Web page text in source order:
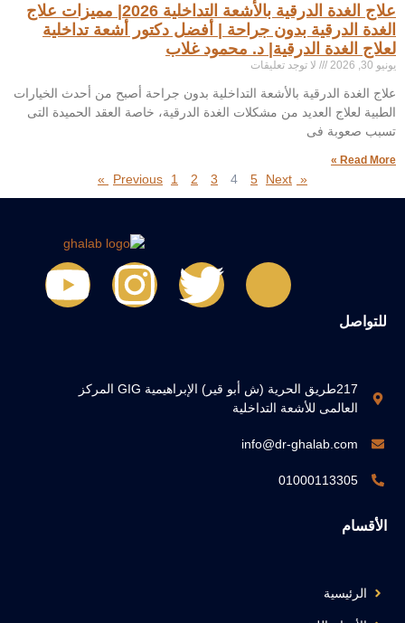
علاج الغدة الدرقية بالأشعة التداخلية 2026| مميزات علاج
الغدة الدرقية بدون جراحة | أفضل دكتور أشعة تداخلية
لعلاج الغدة الدرقية| د. محمود غلاب
يونيو 30, 2026 لا توجد تعليقات
علاج الغدة الدرقية بالأشعة التداخلية بدون جراحة أصبح من أحدث الخيارات
الطبية لعلاج العديد من مشكلات الغدة الدرقية، خاصة العقد الحميدة التى
تسبب صعوبة فى
Read More »
« Previous
1 2 3 4 5 Next »
للتواصل
217طريق الحرية (ش أبو قير) الإبراهيمية GIG المركز
العالمى للأشعة التداخلية
info@dr-ghalab.com
01000113305
الأقسام
الرئيسية